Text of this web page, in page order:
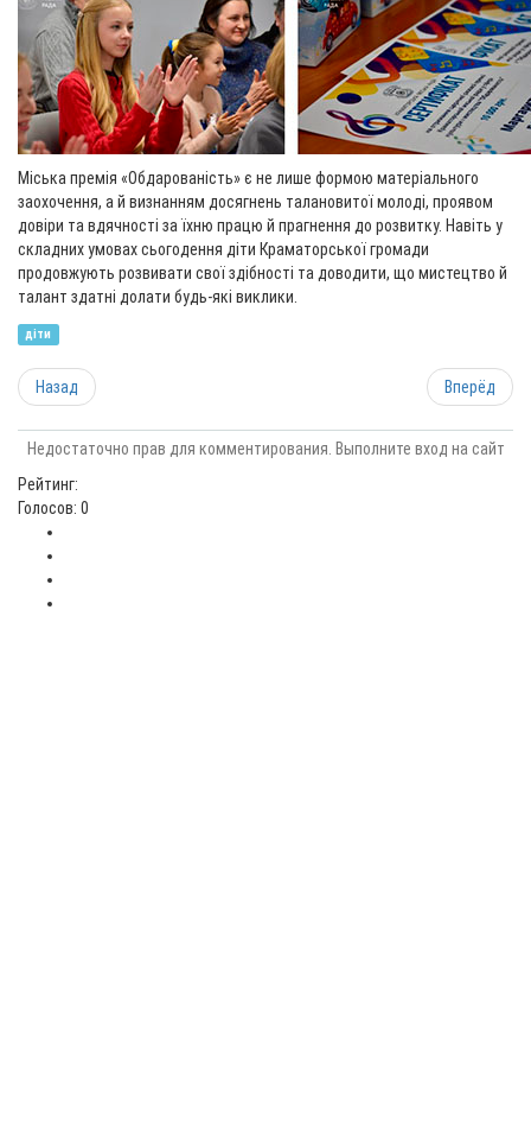
Міська премія «Обдарованість» є не лише формою матеріального
заохочення, а й визнанням досягнень талановитої молоді, проявом
довіри та вдячності за їхню працю й прагнення до розвитку. Навіть у
складних умовах сьогодення діти Краматорської громади
продовжують розвивати свої здібності та доводити, що мистецтво й
талант здатні долати будь-які виклики.
діти
Назад Вперёд
Недостаточно прав для комментирования. Выполните вход на сайт
Рейтинг:
Голосов: 0